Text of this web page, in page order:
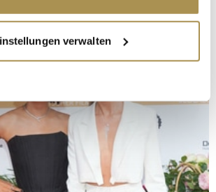
über Ihre geografische Lage
bis auf einige Meter genau sein
(Fingerprinting) identifizieren
darüber, wie Ihre persönlichen Daten
und legen Sie Ihre Präferenzen im
verwalten